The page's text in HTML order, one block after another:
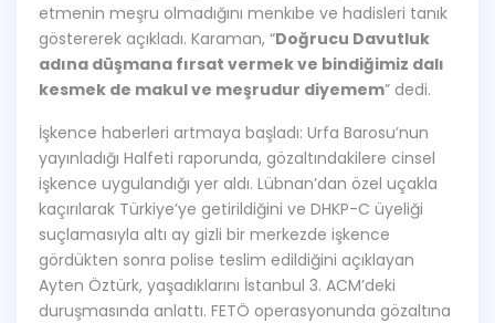
etmenin meşru olmadığını menkıbe ve hadisleri tanık
göstererek açıkladı. Karaman, “Doğrucu Davutluk
adına düşmana fırsat vermek ve bindiğimiz dalı
kesmek de makul ve meşrudur diyemem” dedi.
İşkence haberleri artmaya başladı: Urfa Barosu’nun
yayınladığı Halfeti raporunda, gözaltındakilere cinsel
işkence uygulandığı yer aldı. Lübnan’dan özel uçakla
kaçırılarak Türkiye’ye getirildiğini ve DHKP-C üyeliği
suçlamasıyla altı ay gizli bir merkezde işkence
gördükten sonra polise teslim edildiğini açıklayan
Ayten Öztürk, yaşadıklarını İstanbul 3. ACM’deki
duruşmasında anlattı. FETÖ operasyonunda gözaltına